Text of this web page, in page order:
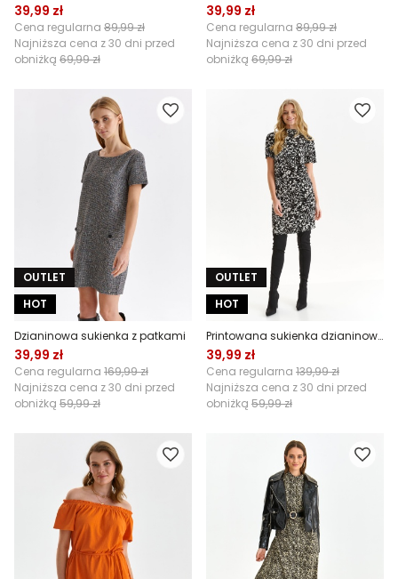
39,99 zł
Cena regularna 89,99 zł
Najniższa cena z 30 dni przed
obniżką 69,99 zł
39,99 zł
Cena regularna 89,99 zł
Najniższa cena z 30 dni przed
obniżką 69,99 zł
OUTLET
HOT
Dzianinowa sukienka z patkami
39,99 zł
Cena regularna 169,99 zł
Najniższa cena z 30 dni przed
obniżką 59,99 zł
OUTLET
HOT
Printowana sukienka dzianinowa
39,99 zł
Cena regularna 139,99 zł
Najniższa cena z 30 dni przed
obniżką 59,99 zł